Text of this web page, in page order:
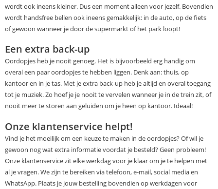
wordt ook ineens kleiner. Dus een moment alleen voor jezelf. Bovendien
wordt handsfree bellen ook ineens gemakkelijk: in de auto, op de fiets
of gewoon wanneer je door de supermarkt of het park loopt!
Een extra back-up
Oordopjes heb je nooit genoeg. Het is bijvoorbeeld erg handig om
overal een paar oordopjes te hebben liggen. Denk aan: thuis, op
kantoor en in je tas. Met je extra back-up heb je altijd en overal toegang
tot je muziek. Zo hoef je je nooit te vervelen wanneer je in de trein zit, of
nooit meer te storen aan geluiden om je heen op kantoor. Ideaal!
Onze klantenservice helpt!
Vind je het moeilijk om een keuze te maken in de oordopjes? Of wil je
gewoon nog wat extra informatie voordat je besteld? Geen probleem!
Onze klantenservice zit elke werkdag voor je klaar om je te helpen met
al je vragen. We zijn te bereiken via telefoon, e-mail, social media en
WhatsApp. Plaats je jouw bestelling bovendien op werkdagen voor